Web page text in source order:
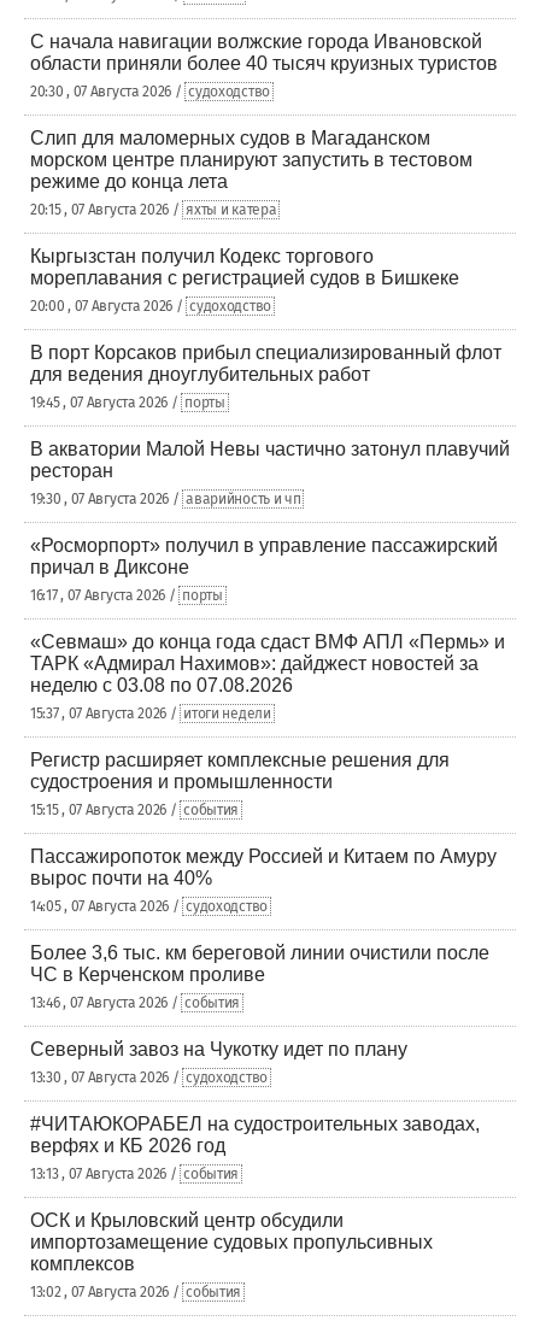
С начала навигации волжские города Ивановской
области приняли более 40 тысяч круизных туристов
20:30 , 07 Августа 2026 / судоходство
Слип для маломерных судов в Магаданском
морском центре планируют запустить в тестовом
режиме до конца лета
20:15 , 07 Августа 2026 / яхты и катера
Кыргызстан получил Кодекс торгового
мореплавания с регистрацией судов в Бишкеке
20:00 , 07 Августа 2026 / судоходство
В порт Корсаков прибыл специализированный флот
для ведения дноуглубительных работ
19:45 , 07 Августа 2026 / порты
В акватории Малой Невы частично затонул плавучий
ресторан
19:30 , 07 Августа 2026 / аварийность и чп
«Росморпорт» получил в управление пассажирский
причал в Диксоне
16:17 , 07 Августа 2026 / порты
«Севмаш» до конца года сдаст ВМФ АПЛ «Пермь» и
ТАРК «Адмирал Нахимов»: дайджест новостей за
неделю с 03.08 по 07.08.2026
15:37 , 07 Августа 2026 / итоги недели
Регистр расширяет комплексные решения для
судостроения и промышленности
15:15 , 07 Августа 2026 / события
Пассажиропоток между Россией и Китаем по Амуру
вырос почти на 40%
14:05 , 07 Августа 2026 / судоходство
Более 3,6 тыс. км береговой линии очистили после
ЧС в Керченском проливе
13:46 , 07 Августа 2026 / события
Северный завоз на Чукотку идет по плану
13:30 , 07 Августа 2026 / судоходство
#ЧИТАЮКОРАБЕЛ на судостроительных заводах,
верфях и КБ 2026 год
13:13 , 07 Августа 2026 / события
ОСК и Крыловский центр обсудили
импортозамещение судовых пропульсивных
комплексов
13:02 , 07 Августа 2026 / события